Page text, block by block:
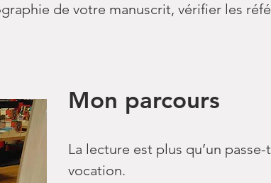
de votre manuscrit, vérifier les
Mon parcours
La lecture est plus qu’un
vocation.